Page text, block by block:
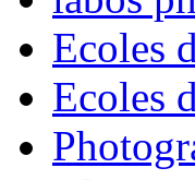
Ecoles
Ecoles